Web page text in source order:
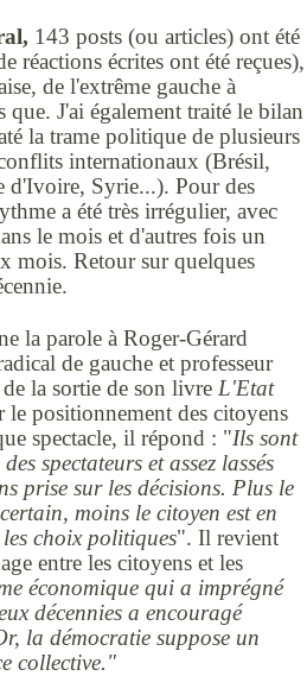
143 posts (ou articles) ont été
réactions écrites ont été reçues),
de l'extrême gauche à
que. J'ai également traité le bilan
la trame politique de plusieurs
internationaux (Brésil,
d'Ivoire, Syrie...). Pour des
a été très irrégulier, avec
le mois et d'autres fois un
mois. Retour sur quelques
la parole à Roger-Gérard
de gauche et professeur
la sortie de son livre L'Etat
le positionnement des citoyens
spectacle, il répond : "Ils sont
spectateurs et assez lassés
prise sur les décisions. Plus le
moins le citoyen est en
choix politiques". Il revient
entre les citoyens et les
économique qui a imprégné
décennies a encouragé
la démocratie suppose un
collective."